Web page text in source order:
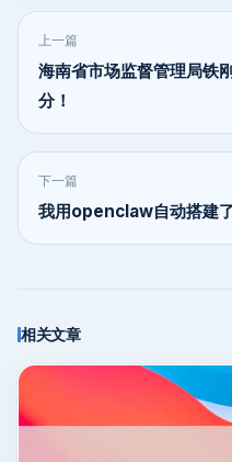
上一篇
海南省市场监督管理局铁
分！
下一篇
我用openclaw自动搭建
相关文章